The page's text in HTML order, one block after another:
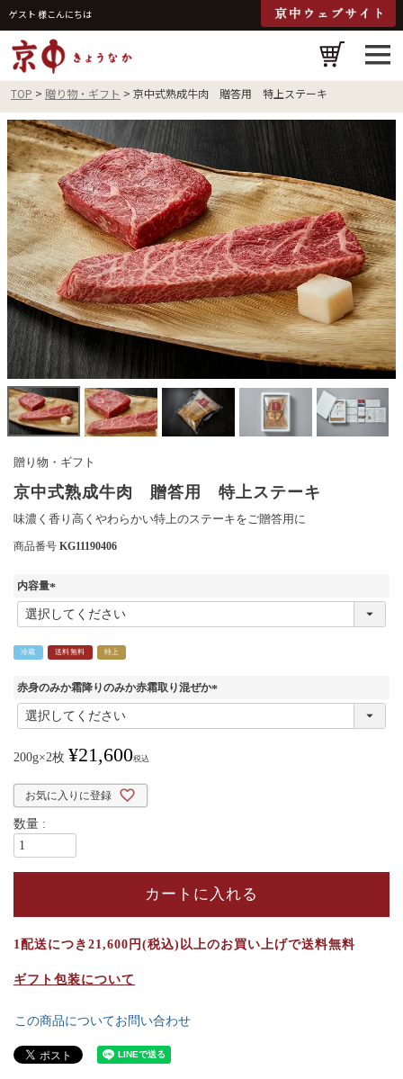
ゲスト 様こんにちは
TOP 贈り物・ギフト 京中式熟成牛肉 贈答用 特上ステーキ
贈り物・ギフト
京中式熟成牛肉 贈答用 特上ステーキ
味濃く香り高くやわらかい特上のステーキをご贈答用に
商品番号 KG11190406
内容量
(
必
冷蔵 送料無料 特上
赤身のみか霜降りのみか赤霜取り混ぜか
(
200g×2枚 ¥21,600税込
お気に入りに登録
カートに入れる
1配送につき21,600円(税込)以上のお買い上げで送料無料
ギフト包装について
この商品についてお問い合わせ